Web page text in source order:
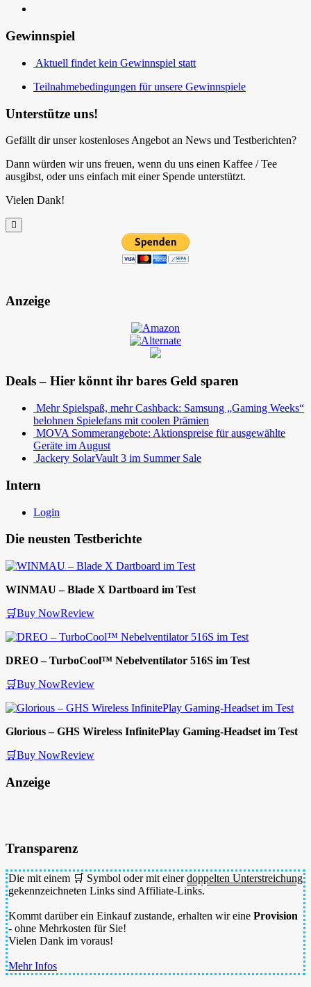
Gewinnspiel
Aktuell findet kein Gewinnspiel statt
Teilnahmebedingungen für unsere Gewinnspiele
Unterstütze uns!
Gefällt dir unser kostenloses Angebot an News und Testberichten?
Dann würden wir uns freuen, wenn du uns einen Kaffee / Tee
ausgibst, oder uns einfach mit einer Spende unterstützt.
Vielen Dank!
Anzeige
Deals – Hier könnt ihr bares Geld sparen
Mehr Spielspaß, mehr Cashback: Samsung „Gaming Weeks“
belohnen Spielefans mit coolen Prämien
MOVA Sommerangebote: Aktionspreise für ausgewählte
Geräte im August
Jackery SolarVault 3 im Summer Sale
Intern
Login
Die neusten Testberichte
WINMAU – Blade X Dartboard im Test
🛒Buy NowReview
DREO – TurboCool™ Nebelventilator 516S im Test
🛒Buy NowReview
Glorious – GHS Wireless InfinitePlay Gaming-Headset im Test
🛒Buy NowReview
Anzeige
Transparenz
Die mit einem 🛒 Symbol oder mit einerdoppelten Unterstreichung
gekennzeichneten Links sind Affiliate-Links.
Kommt darüber ein Einkauf zustande, erhalten wir eine Provision
- ohne Mehrkosten für Sie!
Vielen Dank im voraus!
Mehr Infos